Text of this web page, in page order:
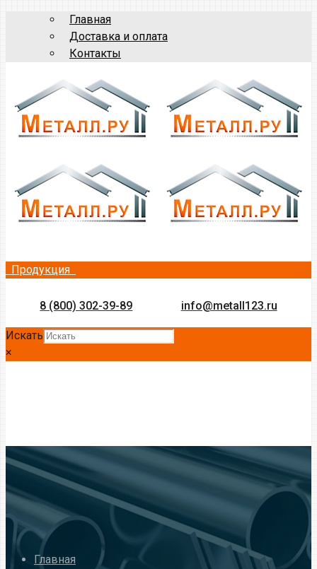
Главная
Доставка и оплата
Контакты
Продукция
8 (800) 302-39-89 info@metall123.ru
Искать
×
Главная